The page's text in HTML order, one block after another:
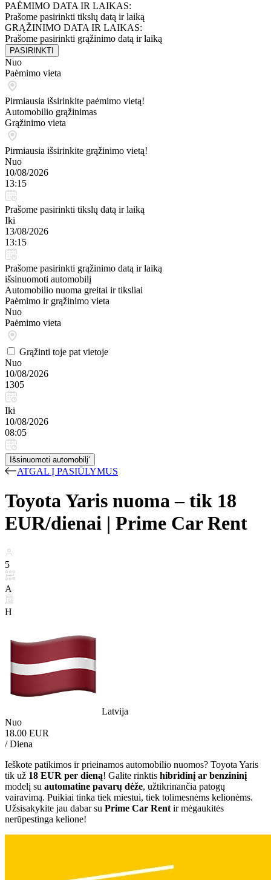
PAĖMIMO DATA IR LAIKAS:
Prašome pasirinkti tikslų datą ir laiką
GRĄŽINIMO DATA IR LAIKAS:
Prašome pasirinkti grąžinimo datą ir laiką
PASIRINKTI
Nuo
Paėmimo vieta
Pirmiausia išsirinkite paėmimo vietą!
Automobilio grąžinimas
Grąžinimo vieta
Pirmiausia išsirinkite grąžinimo vietą!
Nuo
10/08/2026
13:15
Prašome pasirinkti tikslų datą ir laiką
Iki
13/08/2026
13:15
Prašome pasirinkti grąžinimo datą ir laiką
išsinuomoti automobilį
Automobilio nuoma greitai ir tiksliai
Paėmimo ir grąžinimo vieta
Nuo
Paėmimo vieta
Grąžinti toje pat vietoje
Nuo
10/08/2026
1305
Iki
10/08/2026
08:05
Išsinuomoti automobilį‘
ATGAL Į PASIŪLYMUS
Toyota Yaris nuoma – tik 18
EUR/dienai | Prime Car Rent
5
A
H
Latvija
Nuo
18.00 EUR
/ Diena
Ieškote patikimos ir prieinamos automobilio nuomos? Toyota Yaris
tik už 18 EUR per dieną! Galite rinktis hibridinį ar benzininį
modelį su automatine pavarų dėže, užtikrinančia patogų
vairavimą. Puikiai tinka tiek miestui, tiek tolimesnėms kelionėms.
Užsisakykite jau dabar su Prime Car Rent ir mėgaukitės
nerūpestinga kelione!